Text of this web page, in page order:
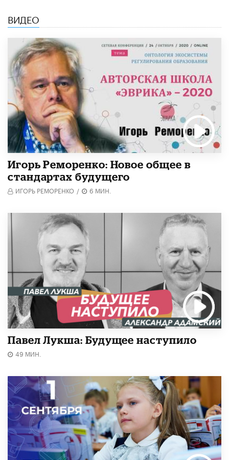
ВИДЕО
Игорь Реморенко: Новое общее в
стандартах будущего
ИГОРЬ РЕМОРЕНКО / 6 МИН.
Павел Лукша: Будущее наступило
49 МИН.